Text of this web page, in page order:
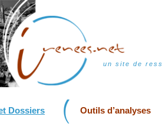
un site de
Dossiers Outils d’analyses